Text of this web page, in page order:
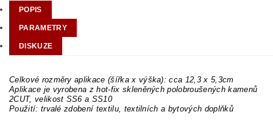
POPIS
PARAMETRY
DISKUZE
Celkové rozměry aplikace (šířka x výška): cca 12,3 x 5,3cm
Aplikace je vyrobena z hot-fix skleněných polobroušených kamenů
2CUT, velikost SS6 a SS10
Použití: trvalé zdobení textilu, textilních a bytových doplňků